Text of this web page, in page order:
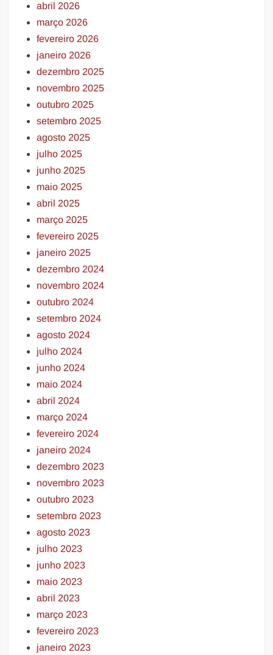
abril 2026
março 2026
fevereiro 2026
janeiro 2026
dezembro 2025
novembro 2025
outubro 2025
setembro 2025
agosto 2025
julho 2025
junho 2025
maio 2025
abril 2025
março 2025
fevereiro 2025
janeiro 2025
dezembro 2024
novembro 2024
outubro 2024
setembro 2024
agosto 2024
julho 2024
junho 2024
maio 2024
abril 2024
março 2024
fevereiro 2024
janeiro 2024
dezembro 2023
novembro 2023
outubro 2023
setembro 2023
agosto 2023
julho 2023
junho 2023
maio 2023
abril 2023
março 2023
fevereiro 2023
janeiro 2023